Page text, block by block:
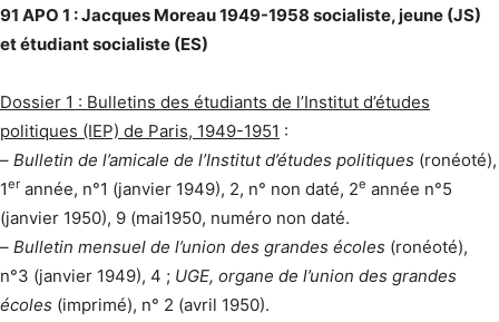
91 APO 1 : Jacques Moreau 1949-1958 socialiste, jeune (JS)
et étudiant socialiste (ES)
Dossier 1 : Bulletins des étudiants de l’Institut d’études
politiques (IEP) de Paris, 1949-1951 :
– Bulletin de l’amicale de l’Institut d’études politiques (ronéoté),
1er année, n°1 (janvier 1949), 2, n° non daté, 2e année n°5
(janvier 1950), 9 (mai1950, numéro non daté.
– Bulletin mensuel de l’union des grandes écoles (ronéoté),
n°3 (janvier 1949), 4 ; UGE, organe de l’union des grandes
écoles (imprimé), n° 2 (avril 1950).